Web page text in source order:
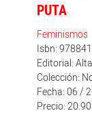
PUTA
Feminismos
Isbn:
Editorial:
Colección:
Fecha: 06 /
Precio: